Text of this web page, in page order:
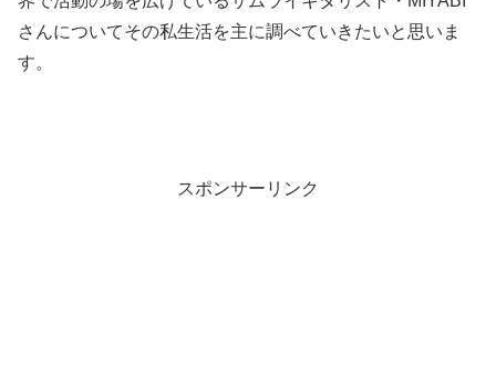
さんについてその私生活を主に調べていきたいと思いま
す。
スポンサーリンク